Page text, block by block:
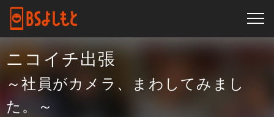
ニコイチ出張
～社員がカメラ、まわしてみまし
た。～